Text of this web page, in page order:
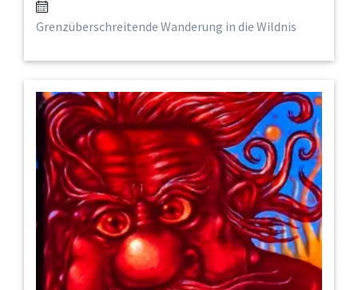
Grenzüberschreitende Wanderung in die Wildnis